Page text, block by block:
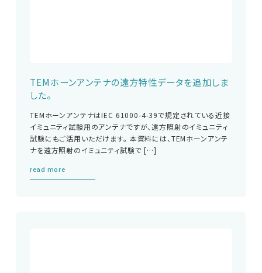
TEMホーンアンテナの遠方特性データを追加しま
した。
TEMホーンアンテナはIEC 61000-4-39で規定されている近接
イミュニティ試験用のアンテナですが、遠方照射のイミュニティ
試験にもご活用いただけます。 本資料には、TEMホーンアンテ
ナを遠方照射のイミュニティ試験で […]
read more